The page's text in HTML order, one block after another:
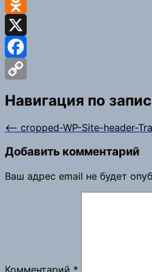
VK
Odnoklassniki
X
Facebook
Навигация по
⟵ cropped-WP-Site-header-
Добавить комментарий
Ваш адрес email не будет